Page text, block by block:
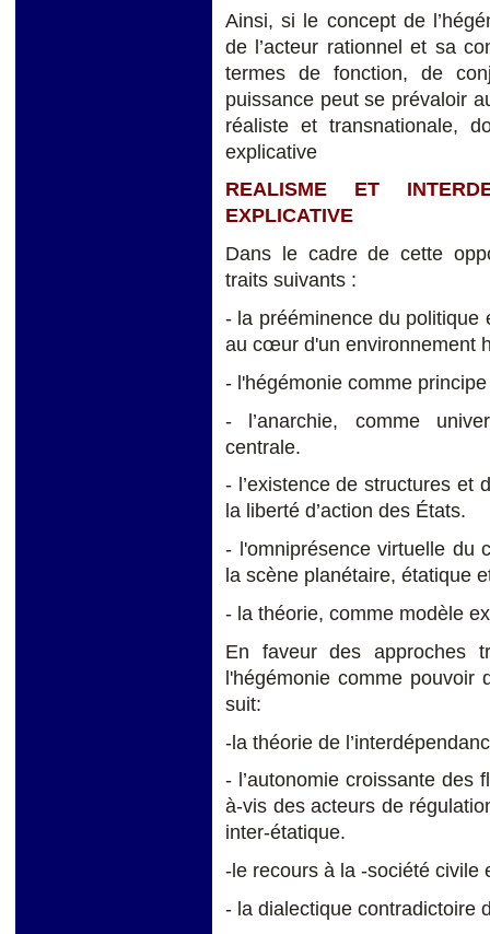
Ainsi, si le concept de
de l’acteur rationnel et sa
termes de fonction, de
puissance peut se prévaloir
réaliste et transnationale,
explicative
REALISME ET
EXPLICATIVE
Dans le cadre de cette
traits suivants :
- la prééminence du politique
au cœur d'un environnement
- l'hégémonie comme
- l’anarchie, comme
centrale.
- l’existence de structures et
la liberté d’action des États.
- l'omniprésence virtuelle du
la scène planétaire, étatique
- la théorie, comme modèle
En faveur des approches
l'hégémonie comme pouvoir
suit:
-la théorie de
- l’autonomie croissante des
à-vis des acteurs de
inter-étatique.
-le recours à la -société civile
- la dialectique contradictoire